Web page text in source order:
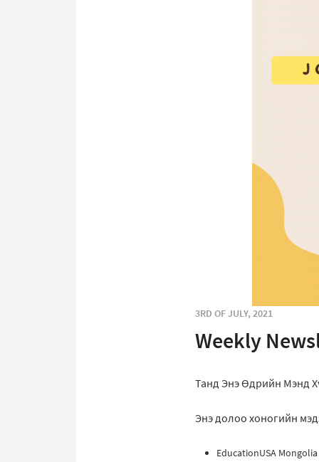
3RD OF JULY, 2021
Weekly
Танд Энэ Өдрийн Мэнд
Энэ долоо хоногийн
EducationUSA